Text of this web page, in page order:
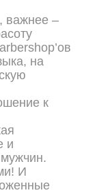
важнее –
на
к
и
И